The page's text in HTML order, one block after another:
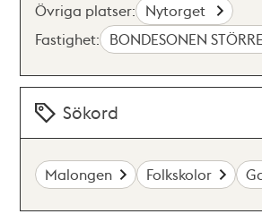
Övriga platser: Nytorget
Fastighet: BONDESONEN
Sökord
Malongen Folkskolor